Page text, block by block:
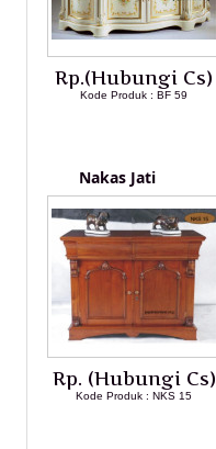
Rp.(Hubungi Cs)
Kode Produk : BF 59
Nakas Jati
Rp. (Hubungi Cs)
Kode Produk : NKS 15